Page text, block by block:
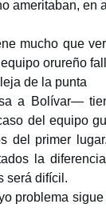
ameritaban, en
mucho que
orureño
de la punta
a Bolívar—
del equipo
del primer
la
será difícil.
problema